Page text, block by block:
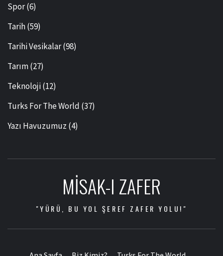
Spor(6)
Tarih(59)
Tarihi Vesikalar(98)
Tarım(27)
Teknoloji(12)
Turks For The World (37)
Yazı Havuzumuz (4)
MISAK-I ZAFER
"YÜRÜ, BU YOL ŞEREF ZAFER YOLU!"